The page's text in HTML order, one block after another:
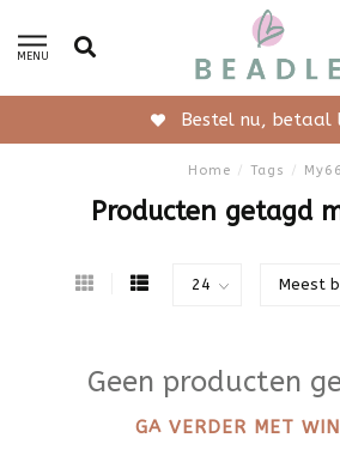
MENU
Bestel nu, betaal
Home / Tags / My66
Producten getagd
Geen producten
GA VERDER MET